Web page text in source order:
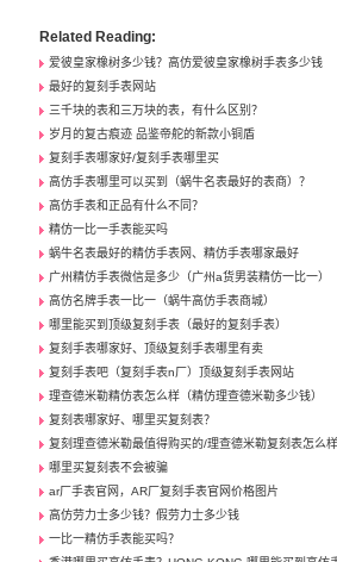
Related Reading:
爱彼皇家橡树多少钱？高仿爱彼皇家橡树手表多少钱
最好的复刻手表网站
三千块的表和三万块的表，有什么区别？
岁月的复古痕迹 品鉴帝舵的新款小铜盾
复刻手表哪家好/复刻手表哪里买
高仿手表哪里可以买到（蜗牛名表最好的表商）？
高仿手表和正品有什么不同？
精仿一比一手表能买吗
蜗牛名表最好的精仿手表网、精仿手表哪家最好
广州精仿手表微信是多少（广州a货男装精仿一比一）
高仿名牌手表一比一（蜗牛高仿手表商城）
哪里能买到顶级复刻手表（最好的复刻手表）
复刻手表哪家好、顶级复刻手表哪里有卖
复刻手表吧（复刻手表n厂）顶级复刻手表网站
理查德米勒精仿表怎么样（精仿理查德米勒多少钱）
复刻表哪家好、哪里买复刻表？
复刻理查德米勒最值得购买的/理查德米勒复刻表怎么
哪里买复刻表不会被骗
ar厂手表官网，AR厂复刻手表官网价格图片
高仿劳力士多少钱？假劳力士多少钱
一比一精仿手表能买吗？